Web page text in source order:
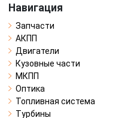
Навигация
Запчасти
АКПП
Двигатели
Кузовные части
МКПП
Оптика
Топливная система
Турбины